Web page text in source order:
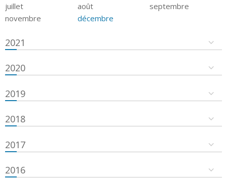
juillet
août
septembre
novembre
décembre
2021
2020
2019
2018
2017
2016